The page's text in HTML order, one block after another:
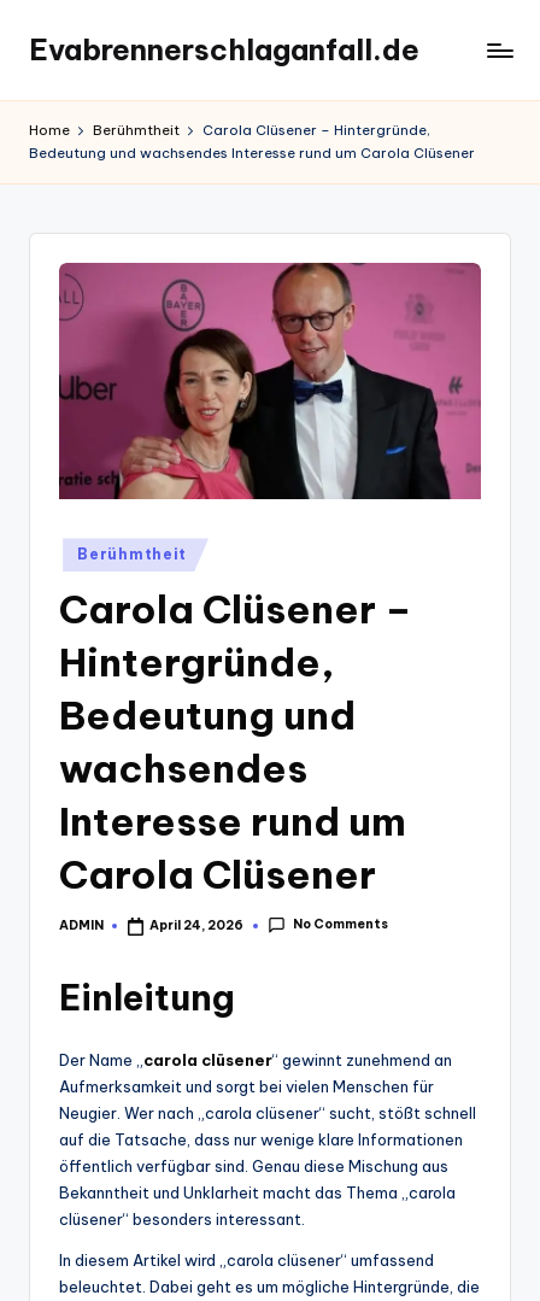
content
Evabrennerschlaganfall.de
Home Berühmtheit
Carola Clüsener – Hintergründe,
Bedeutung und wachsendes Interesse rund um Carola Clüsener
Posted
in
Berühmtheit
Carola Clüsener –
Hintergründe,
Bedeutung und
wachsendes
Interesse rund um
Carola Clüsener
Posted
ADMIN April 24, 2026 No Comments
Einleitung
Der Name „ carola clüsener“ gewinnt zunehmend an
Aufmerksamkeit und sorgt bei vielen Menschen für
Neugier. Wer nach „carola clüsener“ sucht, stößt schnell
auf die Tatsache, dass nur wenige klare Informationen
öffentlich verfügbar sind. Genau diese Mischung aus
Bekanntheit und Unklarheit macht das Thema „carola
clüsener“ besonders interessant.
In diesem Artikel wird „carola clüsener“ umfassend
beleuchtet. Dabei geht es um mögliche Hintergründe, die